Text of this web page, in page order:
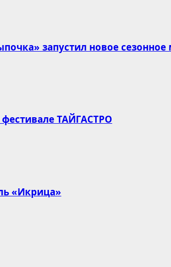
запустил новое
ТАЙГАСТРО
«Икрица»